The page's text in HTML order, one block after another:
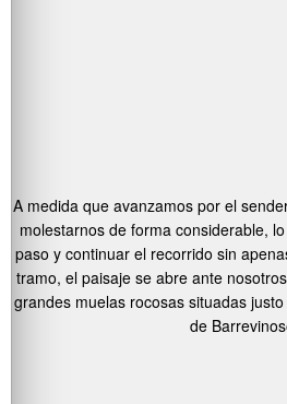
A medida que avanzamos por el
molestarnos de forma considerable,
paso y continuar el recorrido sin
tramo, el paisaje se abre ante
grandes muelas rocosas situadas
de